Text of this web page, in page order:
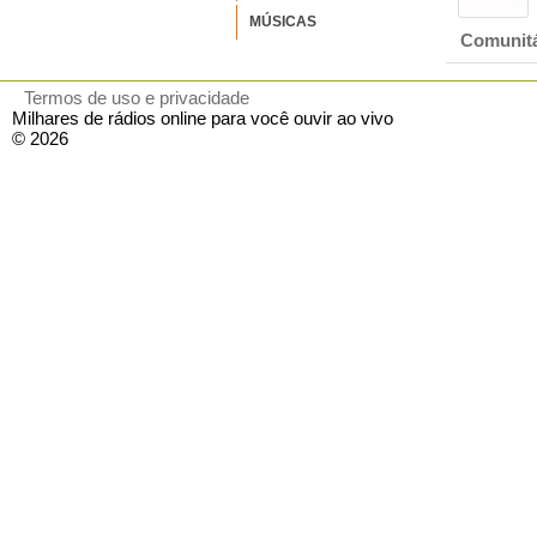
MÚSICAS
Termos de uso e privacidade
Milhares de rádios online para você ouvir ao vivo
© 2026